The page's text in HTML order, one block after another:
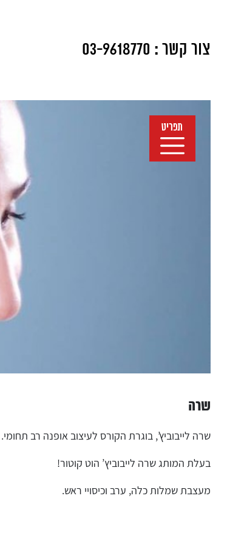
צור קשר : 03-9618770
שרה
שרה לייבוביץ’, בוגרת הקורס לעיצוב אופנה רב תחומי.
בעלת המותג שרה לייבוביץ’ הוט קוטור!
מעצבת שמלות כלה, ערב וכיסויי ראש.